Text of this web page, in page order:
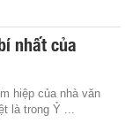
nhất của
hiệp của nhà văn
là trong Ỷ ...